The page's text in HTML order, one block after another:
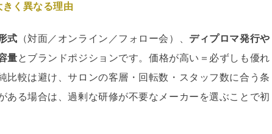
く異なる理由
式 （対面／オンライン／フォロー会）、 ディプロマ発行や
量とブランドポジションです。価格が高い＝必ずしも優れ
比較は避け、サロンの客層・回転数・スタッフ数に合う条
ある場合は、過剰な研修が不要なメーカーを選ぶことで初